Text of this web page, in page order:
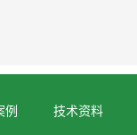
例 技术资料